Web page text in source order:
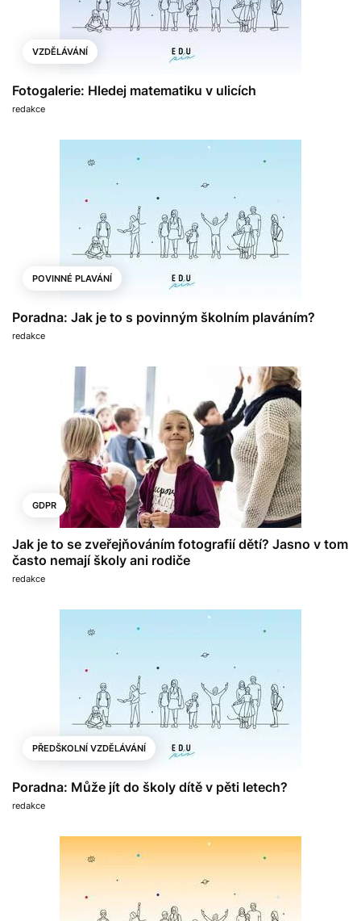
VZDĚLÁVÁNÍ
Fotogalerie: Hledej matematiku v ulicích
redakce
POVINNÉ PLAVÁNÍ
Poradna: Jak je to s povinným školním plaváním?
redakce
GDPR
Jak je to se zveřejňováním fotografií dětí? Jasno v tom
často nemají školy ani rodiče
redakce
PŘEDŠKOLNÍ VZDĚLÁVÁNÍ
Poradna: Může jít do školy dítě v pěti letech?
redakce